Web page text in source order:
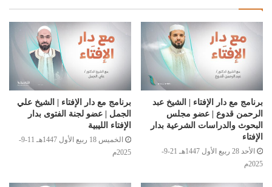
برنامج مع دار الإفتاء | الشيخ عبد
الرحمن قدوع | عضو مجلس
البحوث والدراسات الشرعية بدار
الإفتاء
الأحد 28 ربيع الأول 1447هـ 21-9-
2025م
برنامج مع دار الإفتاء | الشيخ علي
الجمل | عضو لجنة الفتوى بدار
الإفتاء الليبية
الخميس 18 ربيع الأول 1447هـ 11-9-
2025م